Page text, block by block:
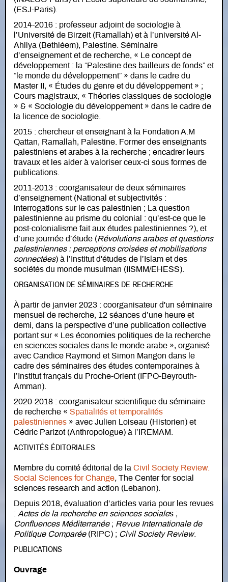
(ESJ-Paris).
2014-2016 : professeur adjoint de sociologie à
l’Université de Birzeit (Ramallah) et à l’université Al-
Ahliya (Bethléem), Palestine. Séminaire
d’enseignement et de recherche, « Le concept de
développement : la “Palestine des bailleurs de fonds” et
“le monde du développement” » dans le cadre du
Master II, « Études du genre et du développement » ;
Cours magistraux, « Théories classiques de sociologie
» & « Sociologie du développement » dans le cadre de
la licence de sociologie.
2015 : chercheur et enseignant à la Fondation A.M
Qattan, Ramallah, Palestine. Former des enseignants
palestiniens et arabes à la recherche ; encadrer leurs
travaux et les aider à valoriser ceux-ci sous formes de
publications.
2011-2013 : coorganisateur de deux séminaires
d’enseignement (National et subjectivités :
interrogations sur le cas palestinien ; La question
palestinienne au prisme du colonial : qu’est-ce que le
post-colonialisme fait aux études palestiniennes ?), et
d’une journée d’étude (Révolutions arabes et questions
palestiniennes : perceptions croisées et mobilisations
connectées) à l’Institut d'études de l’Islam et des
sociétés du monde musulman (IISMM/EHESS).
ORGANISATION DE SÉMINAIRES DE RECHERCHE
À partir de janvier 2023 : coorganisateur d'un séminaire
mensuel de recherche, 12 séances d’une heure et
demi, dans la perspective d’une publication collective
portant sur « Les économies politiques de la recherche
en sciences sociales dans le monde arabe », organisé
avec Candice Raymond et Simon Mangon dans le
cadre des séminaires des études contemporaines à
l’Institut français du Proche-Orient (IFPO-Beyrouth-
Amman).
2020-2018 : coorganisateur scientifique du séminaire
de recherche « Spatialités et temporalités
palestiniennes » avec Julien Loiseau (Historien) et
Cédric Parizot (Anthropologue) à l’IREMAM.
ACTIVITÉS ÉDITORIALES
Membre du comité éditorial de la Civil Society Review.
Social Sciences for Change, The Center for social
sciences research and action (Lebanon).
Depuis 2018, évaluation d’articles varia pour les revues
: Actes de la recherche en sciences sociales ;
Confluences Méditerranée; Revue Internationale de
Politique Comparée(RIPC) ; Civil Society Review.
PUBLICATIONS
Ouvrage